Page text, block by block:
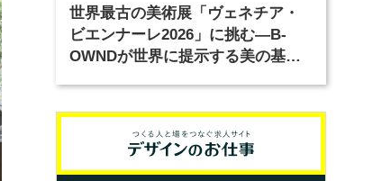
世界最古の美術展「ヴェネチア・
ビエンナーレ2026」に挑む―B-
OWNDが世界に提示する美の基準